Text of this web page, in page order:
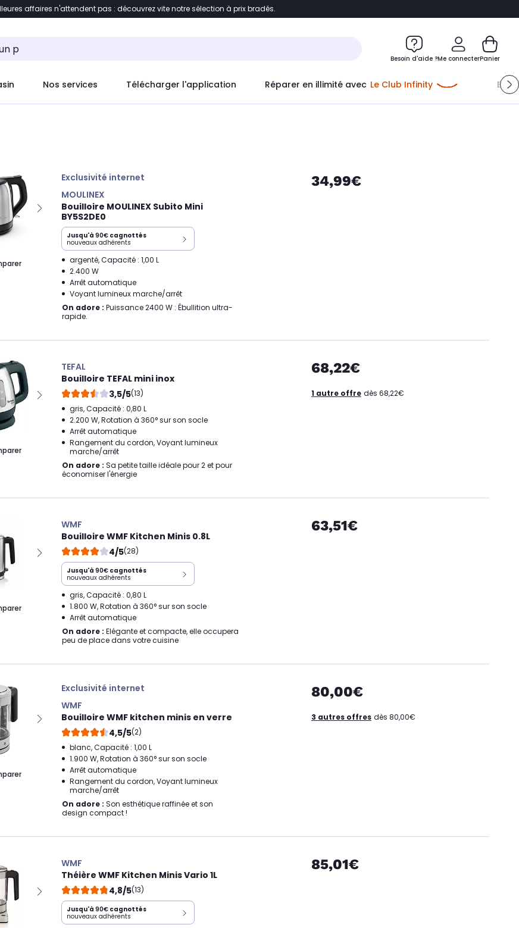
au contenu Accéder directement au pied de page Accéder directement au chatbot
affaires n'attendent pas : découvrez vite notre sélection à prix bradés.
Besoin d'aide ?Me connecter
Me connecter
Panier
Nos services Télécharger l'application Réparer en illimité avec Le Club Infinity
Exclusivité internet
MOULINEX
Bouilloire MOULINEX Subito Mini
BY5S2DE0
Jusqu'à 90€ cagnottés
nouveaux adhérents
argenté, Capacité : 1,00 L
2.400 W
Arrêt automatique
Voyant lumineux marche/arrêt
On adore : Puissance 2400 W : Ébullition ultra-
rapide.
34,99€
TEFAL
Bouilloire TEFAL mini inox
3,5/5(13)
gris, Capacité : 0,80 L
2.200 W, Rotation à 360° sur son socle
Arrêt automatique
Rangement du cordon, Voyant lumineux
marche/arrêt
On adore : Sa petite taille idéale pour 2 et pour
économiser l'énergie
68,22€
1 autre offre dès 68,22€
WMF
Bouilloire WMF Kitchen Minis 0.8L
4/5(28)
Jusqu'à 90€ cagnottés
nouveaux adhérents
gris, Capacité : 0,80 L
1.800 W, Rotation à 360° sur son socle
Arrêt automatique
On adore : Elégante et compacte, elle occupera
peu de place dans votre cuisine
63,51€
Exclusivité internet
WMF
Bouilloire WMF kitchen minis en verre
4,5/5(2)
blanc, Capacité : 1,00 L
1.900 W, Rotation à 360° sur son socle
Arrêt automatique
Rangement du cordon, Voyant lumineux
marche/arrêt
On adore : Son esthétique raffinée et son
design compact !
80,00€
3 autres offres dès 80,00€
WMF
Théière WMF Kitchen Minis Vario 1L
4,8/5(13)
Jusqu'à 90€ cagnottés
nouveaux adhérents
85,01€